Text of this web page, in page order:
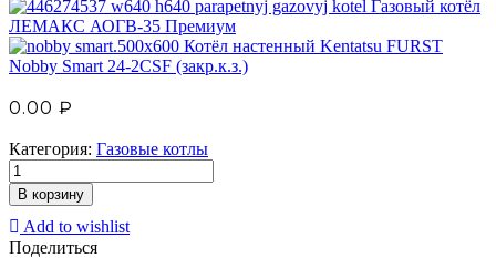
Газовый котёл
ЛЕМАКС АОГВ-35 Премиум
Котёл настенный Kentatsu FURST
Nobby Smart 24-2CSF (закр.к.з.)
0.00 ₽
Категория: Газовые котлы
В корзину
Add to wishlist
Поделиться